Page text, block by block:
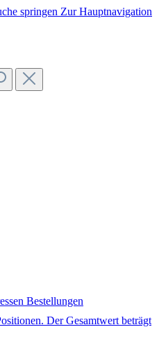
springen Zur Hauptnavigation
Bestellungen
Der Gesamtwert beträgt